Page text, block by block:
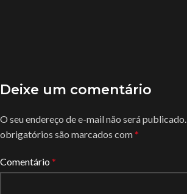
Deixe um comentário
O seu endereço de e-mail não será publicado.
obrigatórios são marcados com*
Comentário *